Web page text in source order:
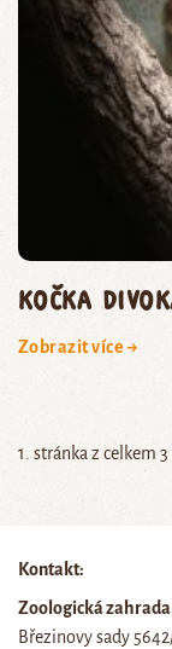
kočka
Zobrazit více →
1. stránka z celkem 3
Kontakt:
Zoologická
Březinovy sady